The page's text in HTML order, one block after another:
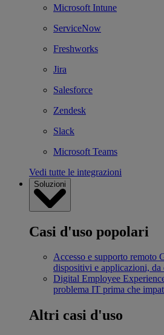
Microsoft Intune
ServiceNow
Freshworks
Jira
Salesforce
Zendesk
Slack
Microsoft Teams
Vedi tutte le integrazioni
Soluzioni
Casi d'uso popolari
Accesso e supporto remoto
dispositivi e applicazioni, da
Digital Employee
problema IT prima che
Altri casi d'uso